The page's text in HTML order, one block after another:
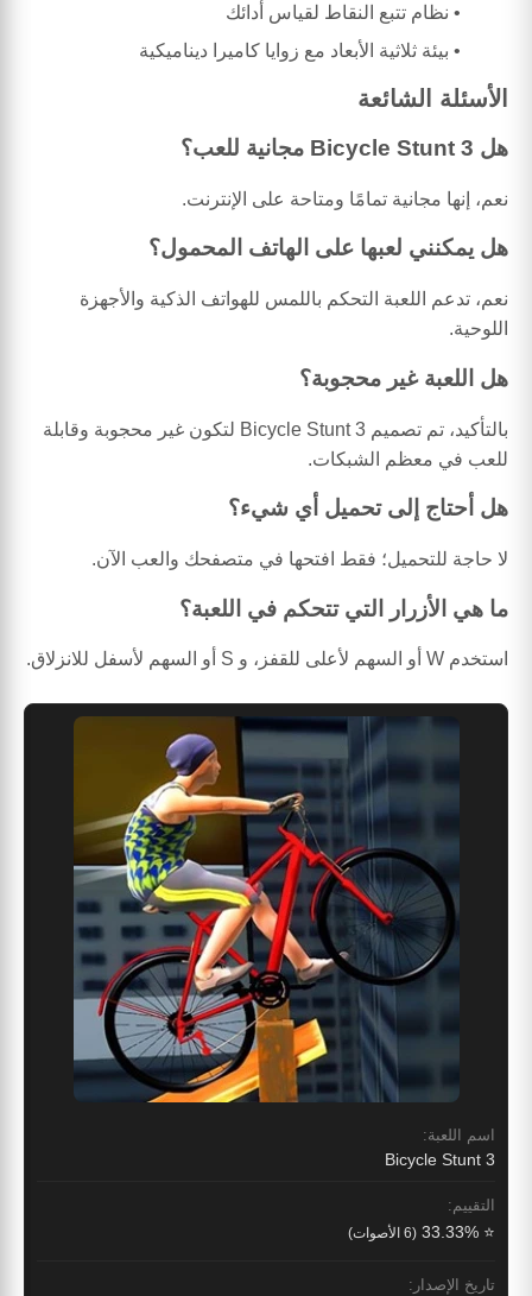
نظام تتبع النقاط لقياس أدائك
بيئة ثلاثية الأبعاد مع زوايا كاميرا ديناميكية
الأسئلة الشائعة
هل Bicycle Stunt 3 مجانية للعب؟
نعم، إنها مجانية تمامًا ومتاحة على الإنترنت.
هل يمكنني لعبها على الهاتف المحمول؟
نعم، تدعم اللعبة التحكم باللمس للهواتف الذكية والأجهزة
اللوحية.
هل اللعبة غير محجوبة؟
بالتأكيد، تم تصميم Bicycle Stunt 3 لتكون غير محجوبة وقابلة
للعب في معظم الشبكات.
هل أحتاج إلى تحميل أي شيء؟
لا حاجة للتحميل؛ فقط افتحها في متصفحك والعب الآن.
ما هي الأزرار التي تتحكم في اللعبة؟
استخدم W أو السهم لأعلى للقفز، و S أو السهم لأسفل للانزلاق.
اسم اللعبة:
Bicycle Stunt 3
التقييم:
⭐ 33.33% (6 الأصوات)
تاريخ الإصدار: